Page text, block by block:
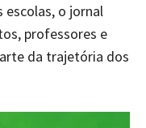
escolas, o jornal
professores e
da trajetória dos